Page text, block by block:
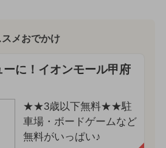
メおでかけ
に！イオンモール甲府
★★3歳以下無料★★駐
車場・ボードゲームなど
無料がいっぱい♪